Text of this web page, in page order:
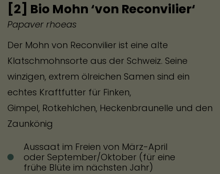
Kerne ernten
[2] Bio Mohn ‘von Reconvilier‘
Papaver rhoeas
Der Mohn von Reconvilier ist eine alte
Klatschmohnsorte aus der Schweiz. Seine
winzigen, extrem ölreichen Samen sind ein
echtes Kraftfutter für Finken,
Gimpel, Rotkehlchen, Heckenbraunelle und den
Zaunkönig
Aussaat im Freien von März-April
oder September/Oktober (für eine
frühe Blüte im nächsten Jahr)